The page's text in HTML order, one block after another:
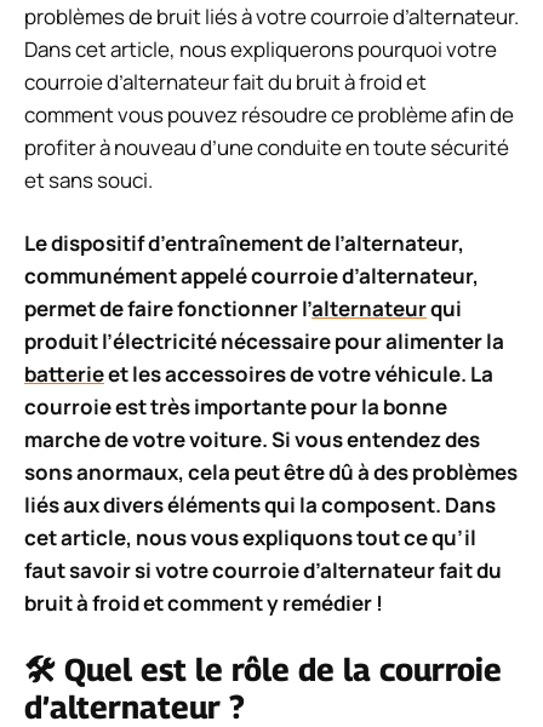
problèmes de bruit liés à votre courroie d’alternateur.
Dans cet article, nous expliquerons pourquoi votre
courroie d’alternateur fait du bruit à froid et
comment vous pouvez résoudre ce problème afin de
profiter à nouveau d’une conduite en toute sécurité
et sans souci.
Le dispositif d’entraînement de l’alternateur,
communément appelé courroie d’alternateur,
permet de faire fonctionner l’alternateurqui
produit l’électricité nécessaire pour alimenter la
batterieet les accessoires de votre véhicule. La
courroie est très importante pour la bonne
marche de votre voiture. Si vous entendez des
sons anormaux, cela peut être dû à des problèmes
liés aux divers éléments qui la composent. Dans
cet article, nous vous expliquons tout ce qu’il
faut savoir si votre courroie d’alternateur fait du
bruit à froid et comment y remédier !
🛠️ Quel est le rôle de la courroie
d’alternateur ?